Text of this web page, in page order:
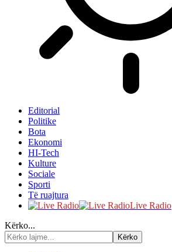
Editorial
Politike
Bota
Ekonomi
HI-Tech
Kulture
Sociale
Sporti
Të ruajtura
Live Radio
Kërko...